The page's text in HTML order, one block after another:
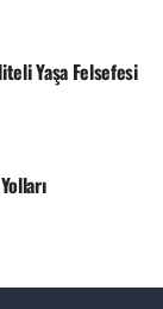
Yaşa Felsefesi